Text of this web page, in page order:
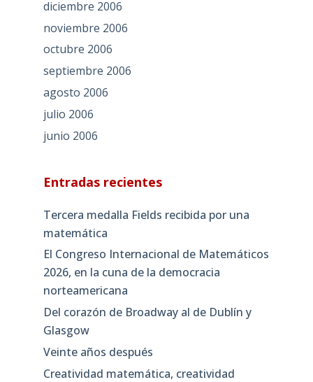
diciembre 2006
noviembre 2006
octubre 2006
septiembre 2006
agosto 2006
julio 2006
junio 2006
Entradas recientes
Tercera medalla Fields recibida por una
matemática
El Congreso Internacional de Matemáticos
2026, en la cuna de la democracia
norteamericana
Del corazón de Broadway al de Dublín y
Glasgow
Veinte años después
Creatividad matemática, creatividad